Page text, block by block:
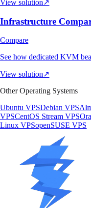
View solution↗
Infrastructure
Compare
See how dedicated KVM
View solution↗
Other Operating Systems
Ubuntu VPSDebian VPS
VPSCentOS Stream VPS
Linux VPSopenSUSE VPS